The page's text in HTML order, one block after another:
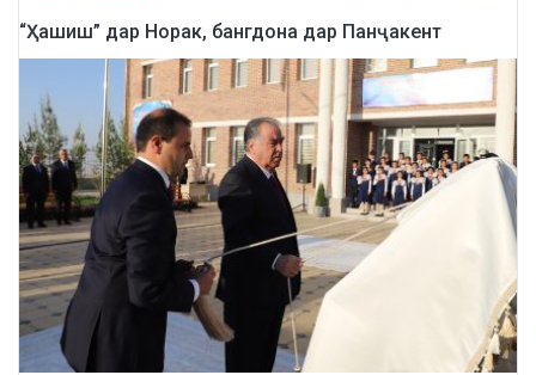
“Ҳашиш” дар Норак, бангдона дар Панҷакент